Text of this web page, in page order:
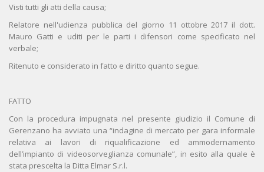
Visti tutti gli atti della causa;
Relatore nell'udienza pubblica del giorno 11 ottobre 2017 il dott.
Mauro Gatti e uditi per le parti i difensori come specificato nel
verbale;
Ritenuto e considerato in fatto e diritto quanto segue.
FATTO
Con la procedura impugnata nel presente giudizio il Comune di
Gerenzano ha avviato una “indagine di mercato per gara informale
relativa ai lavori di riqualificazione ed ammodernamento
dell’impianto di videosorveglianza comunale”, in esito alla quale è
stata prescelta la Ditta Elmar S.r.l.